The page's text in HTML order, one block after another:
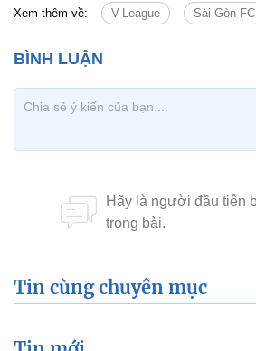
Xem thêm về: V-League Sài Gòn FC
Tin cùng chuyên mục